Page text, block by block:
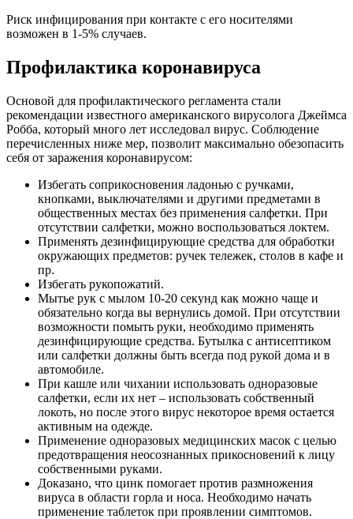
Риск инфицирования при контакте с его носителями
возможен в 1-5% случаев.
Профилактика коронавируса
Основой для профилактического регламента стали
рекомендации известного американского вирусолога Джеймса
Робба, который много лет исследовал вирус. Соблюдение
перечисленных ниже мер, позволит максимально обезопасить
себя от заражения коронавирусом:
Избегать соприкосновения ладонью с ручками,
кнопками, выключателями и другими предметами в
общественных местах без применения салфетки. При
отсутствии салфетки, можно воспользоваться локтем.
Применять дезинфицирующие средства для обработки
окружающих предметов: ручек тележек, столов в кафе и
пр.
Избегать рукопожатий.
Мытье рук с мылом 10-20 секунд как можно чаще и
обязательно когда вы вернулись домой. При отсутствии
возможности помыть руки, необходимо применять
дезинфицирующие средства. Бутылка с антисептиком
или салфетки должны быть всегда под рукой дома и в
автомобиле.
При кашле или чихании использовать одноразовые
салфетки, если их нет – использовать собственный
локоть, но после этого вирус некоторое время остается
активным на одежде.
Применение одноразовых медицинских масок с целью
предотвращения неосознанных прикосновений к лицу
собственными руками.
Доказано, что цинк помогает против размножения
вируса в области горла и носа. Необходимо начать
применение таблеток при проявлении симптомов.